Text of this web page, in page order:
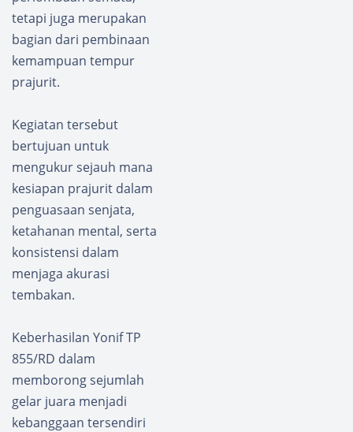
Berlub
ang di
Reban
AKBP
Didik
Kurnia
nto
Kodim
Way
Kanan
tetapi juga merupakan
bagian dari pembinaan
kemampuan tempur
prajurit.
Kegiatan tersebut
bertujuan untuk
mengukur sejauh mana
kesiapan prajurit dalam
penguasaan senjata,
ketahanan mental, serta
konsistensi dalam
menjaga akurasi
tembakan.
Keberhasilan Yonif TP
855/RD dalam
memborong sejumlah
gelar juara menjadi
kebanggaan tersendiri